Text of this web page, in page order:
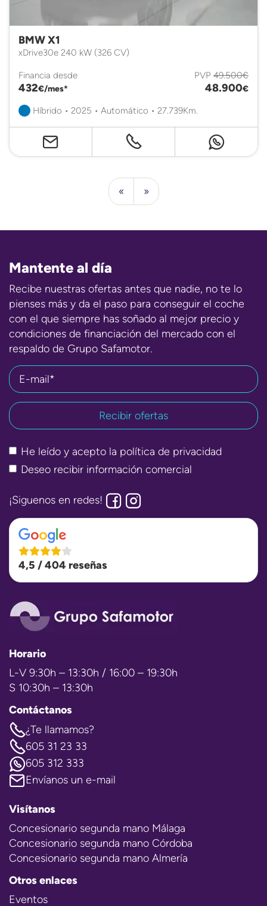
BMW X1
xDrive30e 240 kW (326 CV)
Financia desde
432€/mes*
PVP 49.500€
48.900€
Híbrido • 2025 • Automático • 27.739Km.
« »
Mantente al día
Recibe nuestras ofertas antes que nadie, no te lo
pienses más y da el paso para conseguir el coche
con el que siempre has soñado al mejor precio y
condiciones de financiación del mercado con el
respaldo de Grupo Safamotor.
E-mail*
He leído y acepto la política de privacidad
Deseo recibir información comercial
¡Siguenos en redes!
4,5 / 404 reseñas
Horario
L-V 9:30h – 13:30h / 16:00 – 19:30h
S 10:30h – 13:30h
Contáctanos
¿Te llamamos?
605 31 23 33
605 312 333
Envíanos un e-mail
Visítanos
Concesionario segunda mano Málaga
Concesionario segunda mano Córdoba
Concesionario segunda mano Almería
Otros enlaces
Eventos